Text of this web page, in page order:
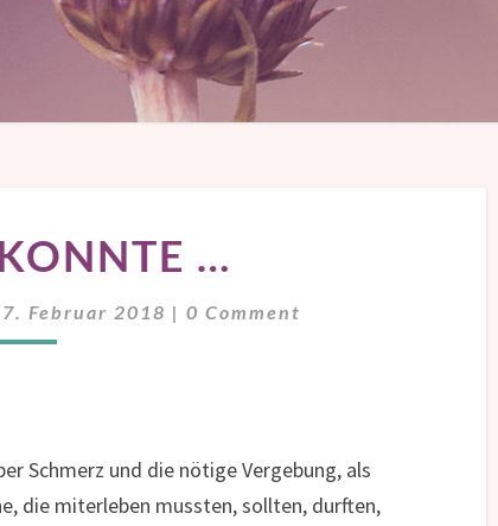
…
Februar 2018 | Comments
0 Comment
Schmerz und die nötige Vergebung, als
die miterleben mussten, sollten, durften,